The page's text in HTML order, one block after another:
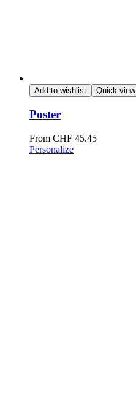
Add to wishlist Quick view
Poster
From CHF 45.45
Personalize